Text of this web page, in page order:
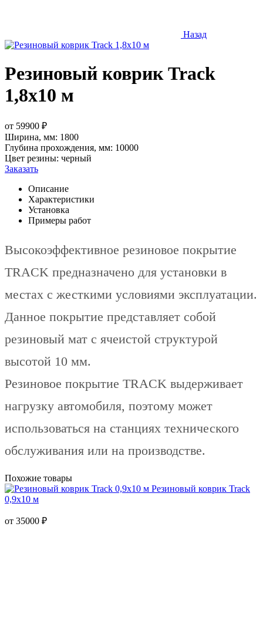
Назад
Резиновый коврик Track
1,8х10 м
от 59900 ₽
Ширина, мм: 1800
Глубина прохождения, мм: 10000
Цвет резины: черный
Заказать
Описание
Характеристики
Установка
Примеры работ
Высокоэффективное резиновое покрытие
TRACK предназначено для установки в
местах с жесткими условиями эксплуатации.
Данное покрытие представляет собой
резиновый мат с ячеистой структурой
высотой 10 мм.
Резиновое покрытие TRACK выдерживает
нагрузку автомобиля, поэтому может
использоваться на станциях технического
обслуживания или на производстве.
Похожие товары
Резиновый коврик Track
0,9х10 м
от 35000 ₽